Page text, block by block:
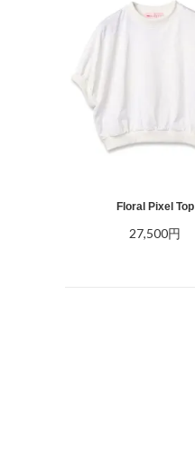
Floral Pixel Top
27,500円